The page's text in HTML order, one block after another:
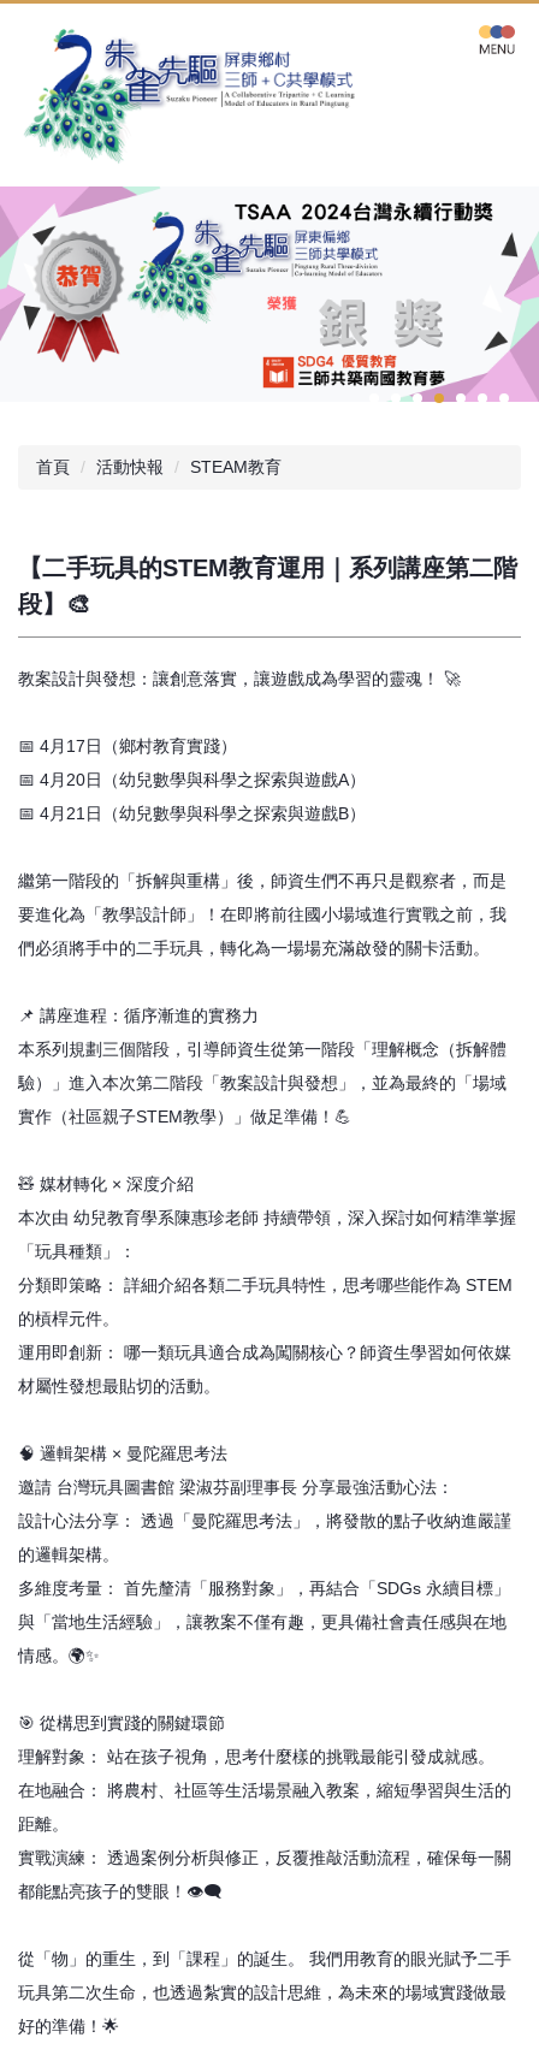
容
首頁 活動快報 STEAM教育
【二手玩具的STEM教育運用｜系列講座第二階
段】🎨
教案設計與發想：讓創意落實，讓遊戲成為學習的靈魂！ 🚀
📅 4月17日（鄉村教育實踐）
📅 4月20日（幼兒數學與科學之探索與遊戲A）
📅 4月21日（幼兒數學與科學之探索與遊戲B）
繼第一階段的「拆解與重構」後，師資生們不再只是觀察者，而是
要進化為「教學設計師」！在即將前往國小場域進行實戰之前，我
們必須將手中的二手玩具，轉化為一場場充滿啟發的關卡活動。
📌 講座進程：循序漸進的實務力
本系列規劃三個階段，引導師資生從第一階段「理解概念（拆解體
驗）」進入本次第二階段「教案設計與發想」，並為最終的「場域
實作（社區親子STEM教學）」做足準備！💪
🧸 媒材轉化 × 深度介紹
本次由 幼兒教育學系陳惠珍老師 持續帶領，深入探討如何精準掌握
「玩具種類」：
分類即策略： 詳細介紹各類二手玩具特性，思考哪些能作為 STEM
的槓桿元件。
運用即創新： 哪一類玩具適合成為闖關核心？師資生學習如何依媒
材屬性發想最貼切的活動。
🧠 邏輯架構 × 曼陀羅思考法
邀請 台灣玩具圖書館 梁淑芬副理事長 分享最強活動心法：
設計心法分享： 透過「曼陀羅思考法」，將發散的點子收納進嚴謹
的邏輯架構。
多維度考量： 首先釐清「服務對象」，再結合「SDGs 永續目標」
與「當地生活經驗」，讓教案不僅有趣，更具備社會責任感與在地
情感。🌍✨
🎯 從構思到實踐的關鍵環節
理解對象： 站在孩子視角，思考什麼樣的挑戰最能引發成就感。
在地融合： 將農村、社區等生活場景融入教案，縮短學習與生活的
距離。
實戰演練： 透過案例分析與修正，反覆推敲活動流程，確保每一關
都能點亮孩子的雙眼！👁️‍🗨️
從「物」的重生，到「課程」的誕生。 我們用教育的眼光賦予二手
玩具第二次生命，也透過紮實的設計思維，為未來的場域實踐做最
好的準備！🌟